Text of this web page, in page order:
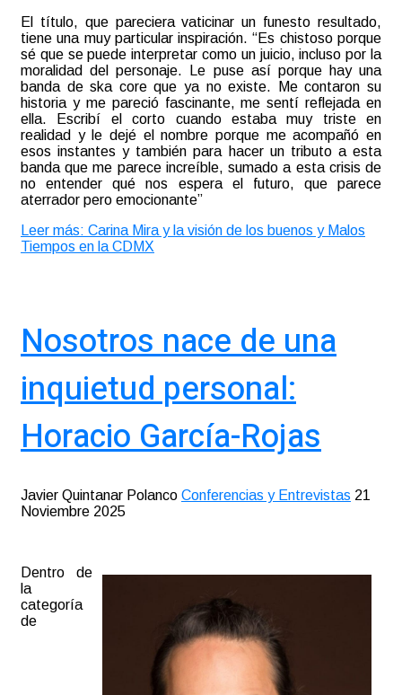
El título, que pareciera vaticinar un funesto resultado,
tiene una muy particular inspiración. “Es chistoso porque
sé que se puede interpretar como un juicio, incluso por la
moralidad del personaje. Le puse así porque hay una
banda de ska core que ya no existe. Me contaron su
historia y me pareció fascinante, me sentí reflejada en
ella. Escribí el corto cuando estaba muy triste en
realidad y le dejé el nombre porque me acompañó en
esos instantes y también para hacer un tributo a esta
banda que me parece increíble, sumado a esta crisis de
no entender qué nos espera el futuro, que parece
aterrador pero emocionante”
Leer más: Carina Mira y la visión de los buenos y Malos
Tiempos en la CDMX
Nosotros nace de una
inquietud personal:
Horacio García-Rojas
Javier Quintanar Polanco Conferencias y Entrevistas 21
Noviembre 2025
Dentro de
la
categoría
de